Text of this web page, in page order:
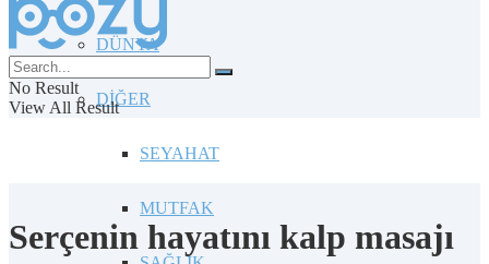
DÜNYA
DİĞER
SEYAHAT
MUTFAK
No Result
View All Result
Serçenin hayatını kalp masajı